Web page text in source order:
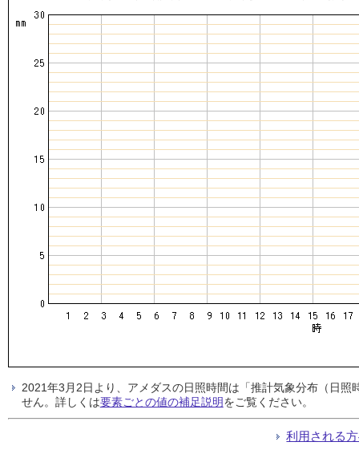
2021年3月2日より、アメダスの日照時間は「推計気象分布（日
せん。詳しくは要素ごとの値の補足説明をご覧ください。
利用される